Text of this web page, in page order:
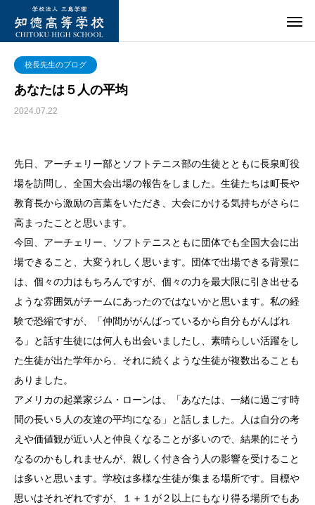
校長先生のブログ
あなたは５人の平均
2024.07.22
先日、アーチェリー部とソフトテニス部の生徒とともに長泉町役
場を訪問し、全国大会出場の報告をしました。生徒たちは町長や
教育長から激励の言葉をいただき、大会にかける気持ちがさらに
高まったことと思います。
今回、アーチェリー、ソフトテニスともに団体でも全国大会に出
場できること、大変うれしく思います。団体で出場できる背景に
は、個々の力はもちろんですが、個々の力を最大限に引き出せる
ような雰囲気がチームにあったのではないかと思います。私の経
験で恐縮ですが、「仲間ががんばっているから自分もがんばれ
る」と話す生徒には何人も出会いましたし、素晴らしい活躍をし
た生徒が出た学年から、それに続くような生徒が複数出ることも
ありました。
アメリカの起業家ジム・ローンは、「あなたは、一緒に過ごす時
間の長い５人の友達の平均になる」と話しました。人は自分の考
えや価値観が近い人と仲良くなることが多いので、結果的にそう
なるのかもしれませんが、親しく付き合う人の影響を受けること
は多いと思います。学校は多様な生徒が集まる場所です。目標や
思いはそれぞれですが、１＋１が２以上にもなり得る場所でもあ